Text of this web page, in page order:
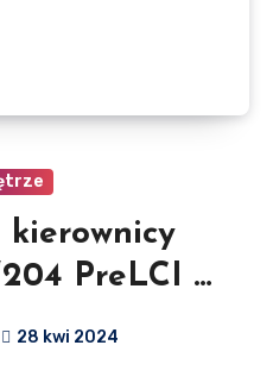
kierownicy
PreLCI –
28 kwi 2024